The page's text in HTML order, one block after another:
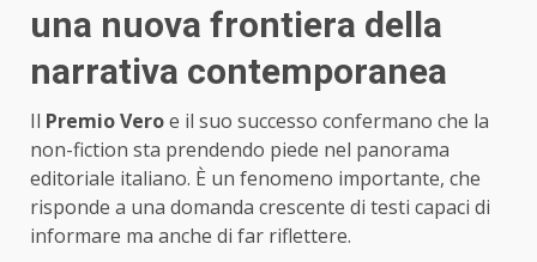
una nuova frontiera della
narrativa contemporanea
Il Premio Veroe il suo successo confermano che la
non-fiction sta prendendo piede nel panorama
editoriale italiano. È un fenomeno importante, che
risponde a una domanda crescente di testi capaci di
informare ma anche di far riflettere.